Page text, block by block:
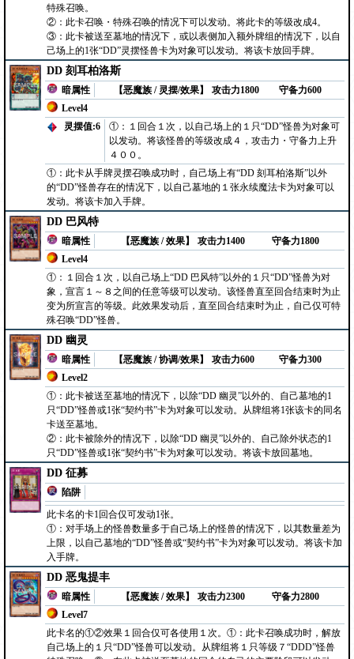
特殊召唤。
②：此卡召唤・特殊召唤的情况下可以发动。将此卡的等级改成4。
③：此卡被送至墓地的情况下，或以表侧加入额外牌组的情况下，以自
己场上的1张“DD”灵摆怪兽卡为对象可以发动。将该卡放回手牌。
DD 刻耳柏洛斯
暗属性
【恶魔族 / 灵摆/效果】
Level4
攻击力1800 守备力600
灵摆值:6
①：１回合１次，以自己场上的１只“DD”怪兽为对象可
以发动。将该怪兽的等级改成４，攻击力・守备力上升
４００。
①：此卡从手牌灵摆召唤成功时，自己场上有“DD 刻耳柏洛斯”以外
的“DD”怪兽存在的情况下，以自己墓地的１张永续魔法卡为对象可以
发动。将该卡加入手牌。
DD 巴风特
暗属性
【恶魔族 / 效果】
Level4
攻击力1400 守备力1800
①：１回合１次，以自己场上“DD 巴风特”以外的１只“DD”怪兽为对
象，宣言１～８之间的任意等级可以发动。该怪兽直至回合结束时为止
变为所宣言的等级。此效果发动后，直至回合结束时为止，自己仅可特
殊召唤“DD”怪兽。
DD 幽灵
暗属性
【恶魔族 / 协调/效果】
Level2
攻击力600 守备力300
①：此卡被送至墓地的情况下，以除“DD 幽灵”以外的、自己墓地的1
只“DD”怪兽或1张“契约书”卡为对象可以发动。从牌组将1张该卡的同名
卡送至墓地。
②：此卡被除外的情况下，以除“DD 幽灵”以外的、自己除外状态的1
只“DD”怪兽或1张“契约书”卡为对象可以发动。将该卡放回墓地。
DD 征募
陷阱
此卡名的卡1回合仅可发动1张。
①：对手场上的怪兽数量多于自己场上的怪兽的情况下，以其数量差为
上限，以自己墓地的“DD”怪兽或“契约书”卡为对象可以发动。将该卡加
入手牌。
DD 恶鬼提丰
暗属性
【恶魔族 / 效果】
Level7
攻击力2300 守备力2800
此卡名的①②效果１回合仅可各使用１次。①：此卡召唤成功时，解放
自己场上的１只“DD”怪兽可以发动。从牌组将１只等级７“DDD”怪兽